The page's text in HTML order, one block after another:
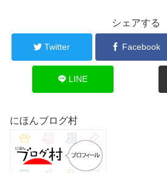
シェアする
Twitter Facebook
LINE
にほんブログ村